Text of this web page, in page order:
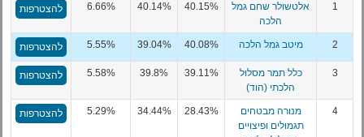
1
אלטשולר שחם גמל
הלכה
40.15%
40.14%
6.66% להצטרפות
2 מיטב גמל הלכה 40.08%
39.04%
5.55% להצטרפות
3
כלל תמר מסלול
הלכתי (הוד)
39.11%
39.8%
5.58% להצטרפות
4
מנורה מבטחים
תגמולים ופיצויים
28.43%
34.44%
5.29% להצטרפות